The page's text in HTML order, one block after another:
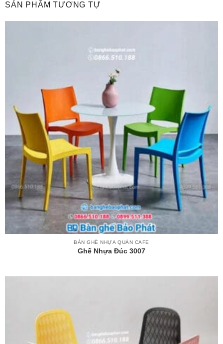
SẢN PHẨM TƯƠNG TỰ
BÀN GHẾ NHỰA QUÁN CAFE
Ghế Nhựa Đúc 3007